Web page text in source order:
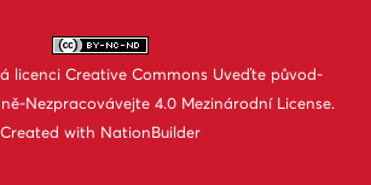
licenci Creative Commons Uveďte původ-
Nezpracovávejte 4.0 Mezinárodní License.
Created with NationBuilder